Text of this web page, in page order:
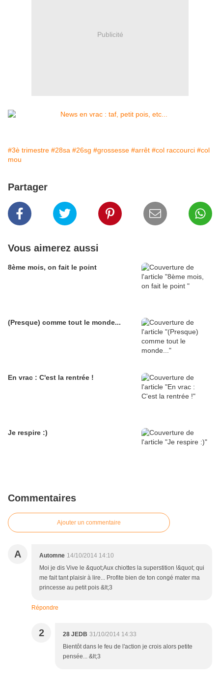
Publicité
#3è trimestre #28sa #26sg #grossesse #arrêt #col raccourci #col
mou
Partager
Vous aimerez aussi
8ème mois, on fait le point
(Presque) comme tout le monde...
En vrac : C'est la rentrée !
Je respire :)
Commentaires
Ajouter un commentaire
A Automne 14/10/2014 14:10
Moi je dis Vive le &quot;Aux chiottes la superstition !&quot; qui
me fait tant plaisir à lire... Profite bien de ton congé mater ma
princesse au petit pois &lt;3
Répondre
2 28 JEDB 31/10/2014 14:33
Bientôt dans le feu de l'action je crois alors petite
pensée... &lt;3